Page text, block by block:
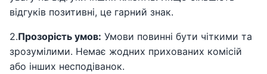
відгуків позитивні, це гарний знак.
2.Прозорість умов: Умови повинні бути чіткими та
зрозумілими. Немає жодних прихованих комісій
або інших несподіванок.